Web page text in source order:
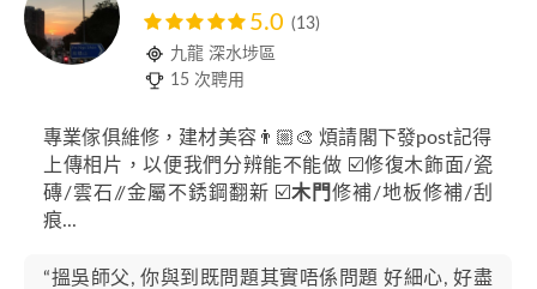
5.0 (13)
九龍 深水埗區
15 次聘用
專業傢俱維修，建材美容👨🏼‍🎨 煩請閣下發post記得
上傳相片，以便我們分辨能不能做 ☑️修復木飾面/瓷
磚/雲石//金屬不銹鋼翻新 ☑️木門修補/地板修補/刮
痕...
“搵吳師父, 你與到既問題其實唔係問題 好細心, 好盡